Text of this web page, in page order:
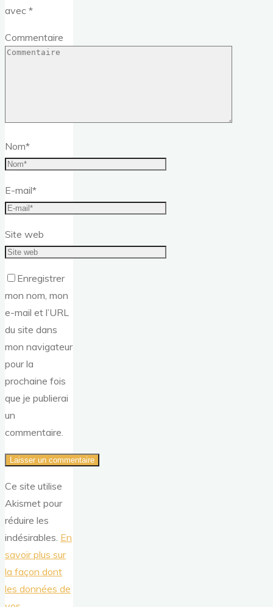
avec *
Commentaire
Nom*
E-mail*
Site web
Enregistrer
mon nom, mon
e-mail et l’URL
du site dans
mon navigateur
pour la
prochaine fois
que je publierai
un
commentaire.
Ce site utilise
Akismet pour
réduire les
indésirables. En
savoir plus sur
la façon dont
les données de